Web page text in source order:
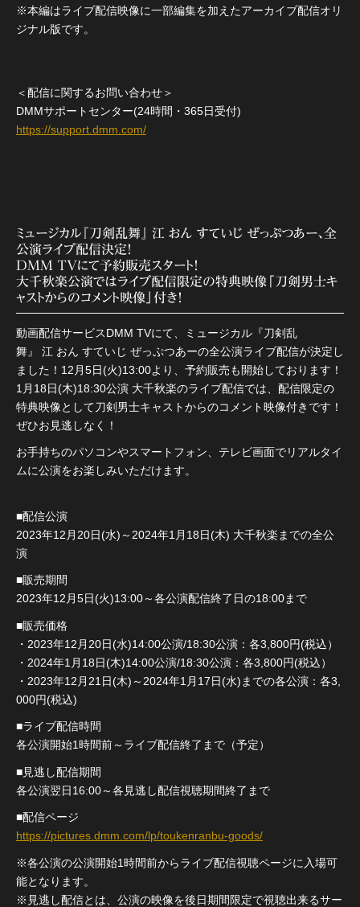
※本編はライブ配信映像に一部編集を加えたアーカイブ配信オリ
ジナル版です。
＜配信に関するお問い合わせ＞
DMMサポートセンター(24時間・365日受付)
https://support.dmm.com/
ミュージカル『刀剣乱舞』 江 おん すていじ ぜっぷつあー、全
公演ライブ配信決定！
DMM TVにて予約販売スタート！
大千秋楽公演ではライブ配信限定の特典映像「刀剣男士キ
ャストからのコメント映像」付き！
動画配信サービスDMM TVにて、ミュージカル『刀剣乱
舞』 江 おん すていじ ぜっぷつあーの全公演ライブ配信が決定し
ました！12月5日(火)13:00より、予約販売も開始しております！
1月18日(木)18:30公演 大千秋楽のライブ配信では、配信限定の
特典映像として刀剣男士キャストからのコメント映像付きです！
ぜひお見逃しなく！
お手持ちのパソコンやスマートフォン、テレビ画面でリアルタイ
ムに公演をお楽しみいただけます。
■配信公演
2023年12月20日(水)～2024年1月18日(木) 大千秋楽までの全公
演
■販売期間
2023年12月5日(火)13:00～各公演配信終了日の18:00まで
■販売価格
・2023年12月20日(水)14:00公演/18:30公演：各3,800円(税込）
・2024年1月18日(木)14:00公演/18:30公演：各3,800円(税込）
・2023年12月21日(木)～2024年1月17日(水)までの各公演：各3,
000円(税込)
■ライブ配信時間
各公演開始1時間前～ライブ配信終了まで（予定）
■見逃し配信期間
各公演翌日16:00～各見逃し配信視聴期間終了まで
■配信ページ
https://pictures.dmm.com/lp/toukenranbu-goods/
※各公演の公演開始1時間前からライブ配信視聴ページに入場可
能となります。
※見逃し配信とは、公演の映像を後日期間限定で視聴出来るサー